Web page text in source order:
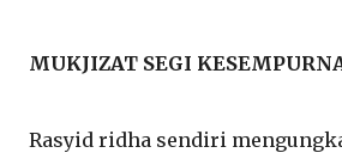
MUKJIZAT SEGI
Rasyid ridha sendiri